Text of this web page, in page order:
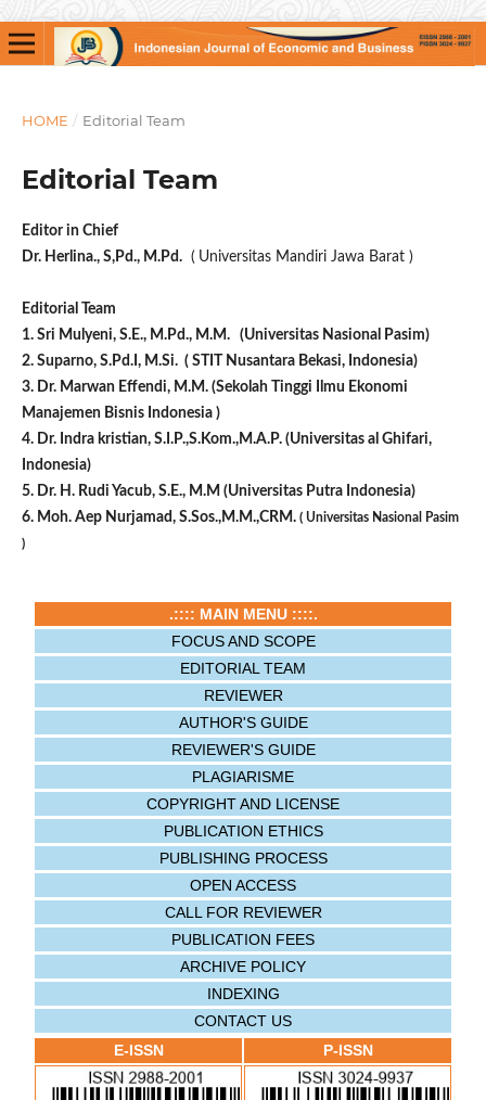
HOME / Editorial Team
Editorial Team
Editor in Chief
Dr. Herlina., S,Pd., M.Pd.( Universitas Mandiri Jawa Barat )
Editorial Team
1. Sri Mulyeni, S.E., M.Pd., M.M. (Universitas Nasional Pasim)
2. Suparno, S.Pd.I, M.Si. ( STIT Nusantara Bekasi, Indonesia)
3. Dr. Marwan Effendi, M.M. (Sekolah Tinggi Ilmu Ekonomi
Manajemen Bisnis Indonesia )
4. Dr. Indra kristian, S.I.P.,S.Kom.,M.A.P. (Universitas al Ghifari,
Indonesia)
5. Dr. H. Rudi Yacub, S.E., M.M (Universitas Putra Indonesia)
6. Moh. Aep Nurjamad, S.Sos.,M.M.,CRM. ( Universitas Nasional Pasim
)
.:::: MAIN MENU ::::.
FOCUS AND SCOPE
EDITORIAL TEAM
REVIEWER
AUTHOR'S GUIDE
REVIEWER'S GUIDE
PLAGIARISME
COPYRIGHT AND LICENSE
PUBLICATION ETHICS
PUBLISHING PROCESS
OPEN ACCESS
CALL FOR REVIEWER
PUBLICATION FEES
ARCHIVE POLICY
INDEXING
CONTACT US
E-ISSN
P-ISSN